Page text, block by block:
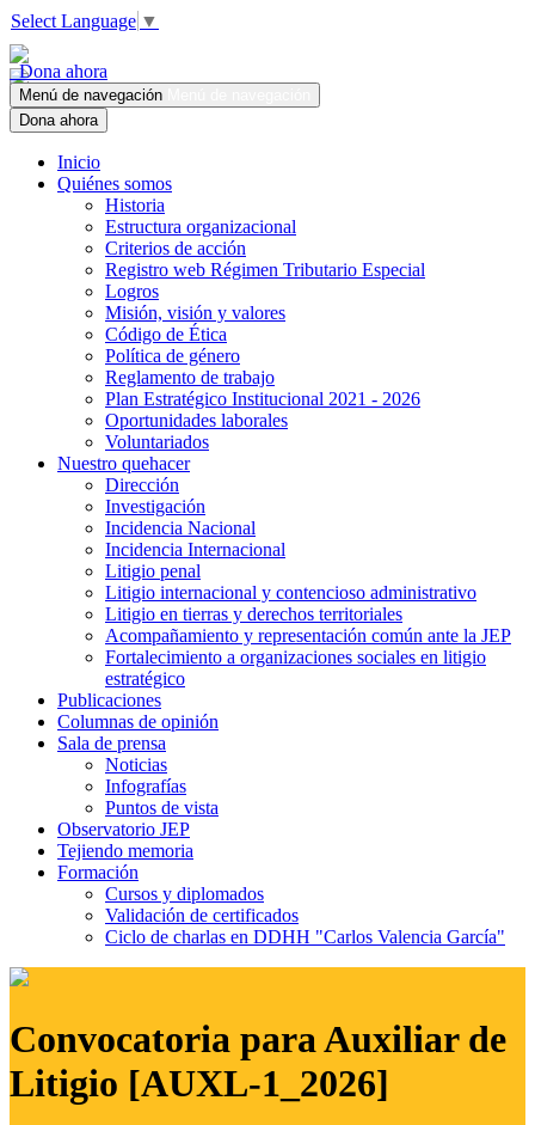
Select Language ▼
Dona ahora
Menú de navegación
Dona ahora
Inicio
Quiénes somos
Historia
Estructura organizacional
Criterios de acción
Registro web Régimen Tributario Especial
Logros
Misión, visión y valores
Código de Ética
Política de género
Reglamento de trabajo
Plan Estratégico Institucional 2021 - 2026
Oportunidades laborales
Voluntariados
Nuestro quehacer
Dirección
Investigación
Incidencia Nacional
Incidencia Internacional
Litigio penal
Litigio internacional y contencioso administrativo
Litigio en tierras y derechos territoriales
Acompañamiento y representación común ante la JEP
Fortalecimiento a organizaciones sociales en litigio
estratégico
Publicaciones
Columnas de opinión
Sala de prensa
Noticias
Infografías
Puntos de vista
Observatorio JEP
Tejiendo memoria
Formación
Cursos y diplomados
Validación de certificados
Ciclo de charlas en DDHH "Carlos Valencia García"
Convocatoria para Auxiliar de
Litigio [AUXL-1_2026]